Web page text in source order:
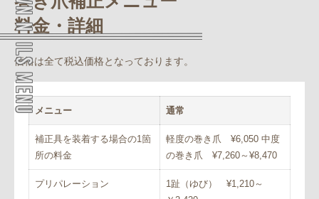
料金・詳細
価格は全て税込価格となっております。
メニュー 通常
補正具を装着する場合の1箇
所の料金
軽度の巻き爪 ¥6,050 中度
の巻き爪 ¥7,260～¥8,470
プリパレーション
1趾（ゆび） ¥1,210～